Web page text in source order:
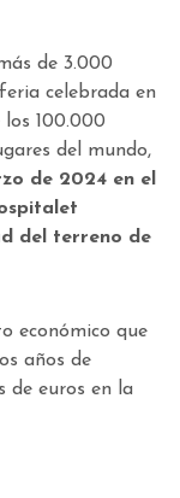
de 3.000
celebrada en
100.000
del mundo,
de 2024 en el
del terreno de
económico que
años de
de euros en la